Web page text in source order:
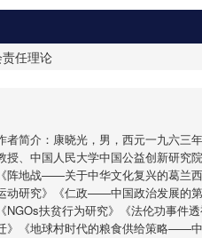
任理论
者简介：康晓光，男，西元一九六三
授、中国人民大学中国公益创新研究
《阵地战——关于中华文化复兴的葛兰
动研究》《仁政——中国政治发展的
《NGOs扶贫行为研究》《法伦功事
》《地球村时代的粮食供给策略——